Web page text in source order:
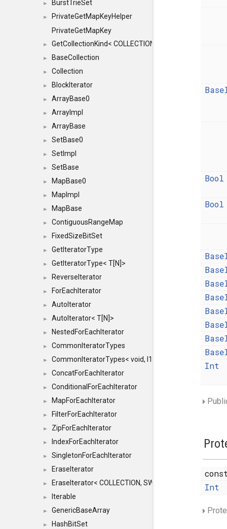
► BurstTrieSet
►
PrivateGetMapKeyHelper
PrivateGetMapKey
► GetCollectionKind< COLLECTION, typename
► BaseCollection
► Collection
► BlockIterator
► ArrayBase0
► ArrayImpl
► ArrayBase
► SetBase0
► SetImpl
► SetBase
► MapBase0
► MapImpl
► MapBase
► ContiguousRangeMap
► FixedSizeBitSet
► GetIteratorType
► GetIteratorType< T[N]>
► ReverseIterator
► ForEachIterator
► AutoIterator
► AutoIterator< T[N]>
► NestedForEachIterator
► CommonIteratorTypes
► CommonIteratorTypes< void, I1, I2 >
► ConcatForEachIterator
► ConditionalForEachIterator
► MapForEachIterator
► FilterForEachIterator
► ZipForEachIterator
► IndexForEachIterator
► SingletonForEachIterator
► EraseIterator
► EraseIterator< COLLECTION, SWAP_ERASE, false >
► Iterable
► GenericBaseArray
► HashBitSet
Bool
Bool
Int
Int